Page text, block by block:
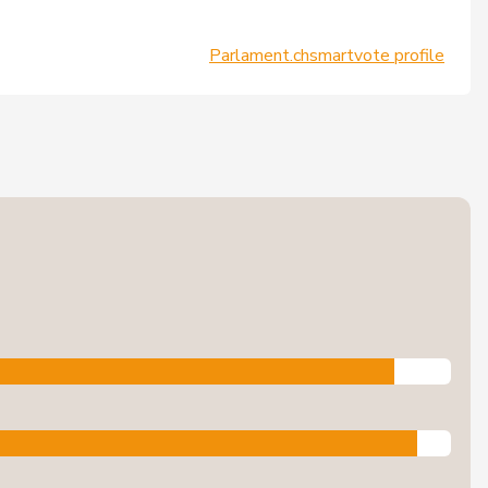
Parlament.chsmartvote profile